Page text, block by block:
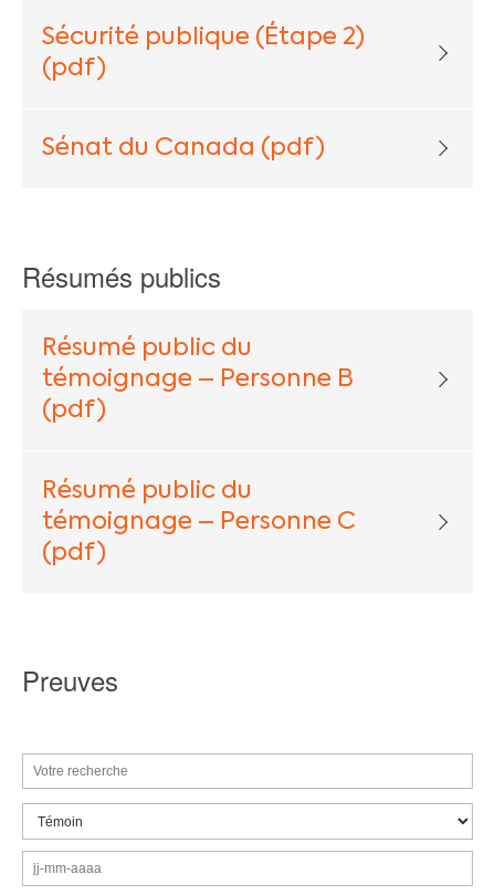
Sécurité publique (Étape 2)
(pdf)
Sénat du Canada (pdf)
Résumés publics
Résumé public du
témoignage – Personne B
(pdf)
Résumé public du
témoignage – Personne C
(pdf)
Preuves